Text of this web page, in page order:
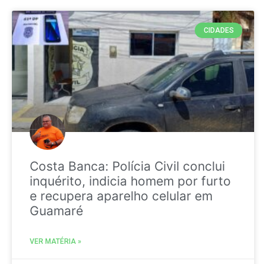
CIDADES
Costa Banca: Polícia Civil conclui
inquérito, indicia homem por furto
e recupera aparelho celular em
Guamaré
VER MATÉRIA »